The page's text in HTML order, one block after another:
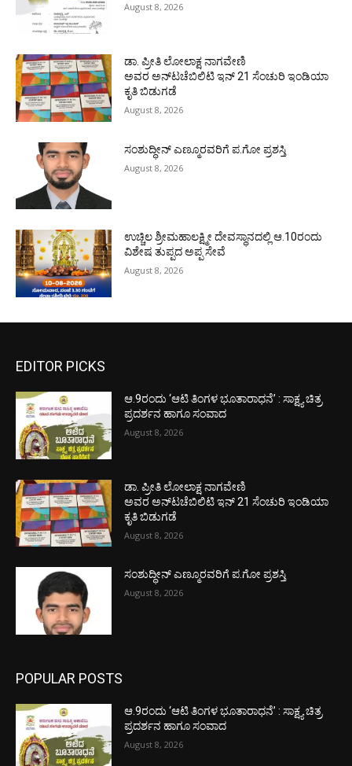
August 8, 2026
ಡಾ. ಪ್ರೀತಿ ಲೋಲಾಕ್ಷ ನಾಗವೇಣಿ
ಅವರ ಅನ್‌ಟಚೆಬಿಲಿಟಿ ಇನ್ 21 ಸೆಂಚುರಿ ಇಂಡಿಯಾ
ಕೃತಿ ಬಿಡುಗಡೆ
August 8, 2026
ಸಂಶುದ್ಧೀನ್ ಎಣ್ಮೂರವರಿಗೆ ಪ.ಗೋ ಪ್ರಶಸ್ತಿ
August 8, 2026
ಉಚ್ಚಿಲ ಶ್ರೀಮಹಾಲಕ್ಷ್ಮೀ ದೇವಸ್ಥಾನದಲ್ಲಿ ಆ.10ರಂದು
ವಿಶೇಷ ತುಪ್ಪದ ಅಪ್ಪ ಸೇವೆ
August 8, 2026
EDITOR PICKS
ಆ.9ರಂದು ‘ಆಟಿ ತಿಂಗಳ ಭೂತಾರಾಧನೆ’ : ಸಾಕ್ಷ್ಯ ಚಿತ್ರ
ಪ್ರದರ್ಶನ ಹಾಗೂ ಸಂವಾದ
August 8, 2026
ಡಾ. ಪ್ರೀತಿ ಲೋಲಾಕ್ಷ ನಾಗವೇಣಿ
ಅವರ ಅನ್‌ಟಚೆಬಿಲಿಟಿ ಇನ್ 21 ಸೆಂಚುರಿ ಇಂಡಿಯಾ
ಕೃತಿ ಬಿಡುಗಡೆ
August 8, 2026
ಸಂಶುದ್ಧೀನ್ ಎಣ್ಮೂರವರಿಗೆ ಪ.ಗೋ ಪ್ರಶಸ್ತಿ
August 8, 2026
POPULAR POSTS
ಆ.9ರಂದು ‘ಆಟಿ ತಿಂಗಳ ಭೂತಾರಾಧನೆ’ : ಸಾಕ್ಷ್ಯ ಚಿತ್ರ
ಪ್ರದರ್ಶನ ಹಾಗೂ ಸಂವಾದ
August 8, 2026